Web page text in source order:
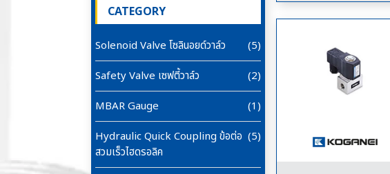
CATEGORY
Solenoid Valve โซลินอยด์วาล์ว
(5)
Safety Valve เซฟตี้วาล์ว
(2)
MBAR Gauge
(1)
Hydraulic Quick Coupling ข้อต่อ
สวมเร็วไฮดรอลิค
(5)